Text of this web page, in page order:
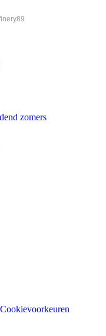
zomers
Cookievoorkeuren